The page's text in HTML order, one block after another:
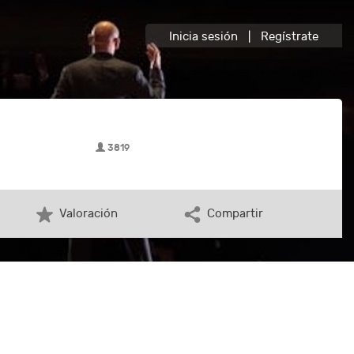
Inicia sesión Regístrate
3819
Valoración Compartir